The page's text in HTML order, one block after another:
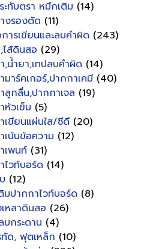
ะทับตรา หมึกเติม (14)
งรองตัด (11)
ารเขียนและลบคำผิด (243)
ส้ดินสอ (29)
,น้ำยา,เทปลบคำผิด (14)
มาร์คเกอร์,ปากกาเคมี (40)
ลูกลื่น,ปากกาเจล (19)
หัวเข็ม (5)
เขียนแผ่นใส/ซีดี (20)
เน้นข้อความ (12)
เพนท์ (31)
ไวท์บอร์ด (14)
(12)
มปากกาไวท์บอร์ด (8)
เหลาดินสอ (26)
บกระดาน (4)
ทัด, ฟุตเหล็ก (10)